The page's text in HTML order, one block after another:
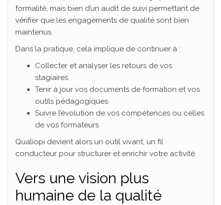
formalité, mais bien d’un audit de suivi permettant de
vérifier que les engagements de qualité sont bien
maintenus.
Dans la pratique, cela implique de continuer à :
Collecter et analyser les retours de vos
stagiaires
Tenir à jour vos documents de formation et vos
outils pédagogiques
Suivre l’évolution de vos compétences ou celles
de vos formateurs
Qualiopi devient alors un outil vivant, un fil
conducteur pour structurer et enrichir votre activité.
Vers une vision plus
humaine de la qualité